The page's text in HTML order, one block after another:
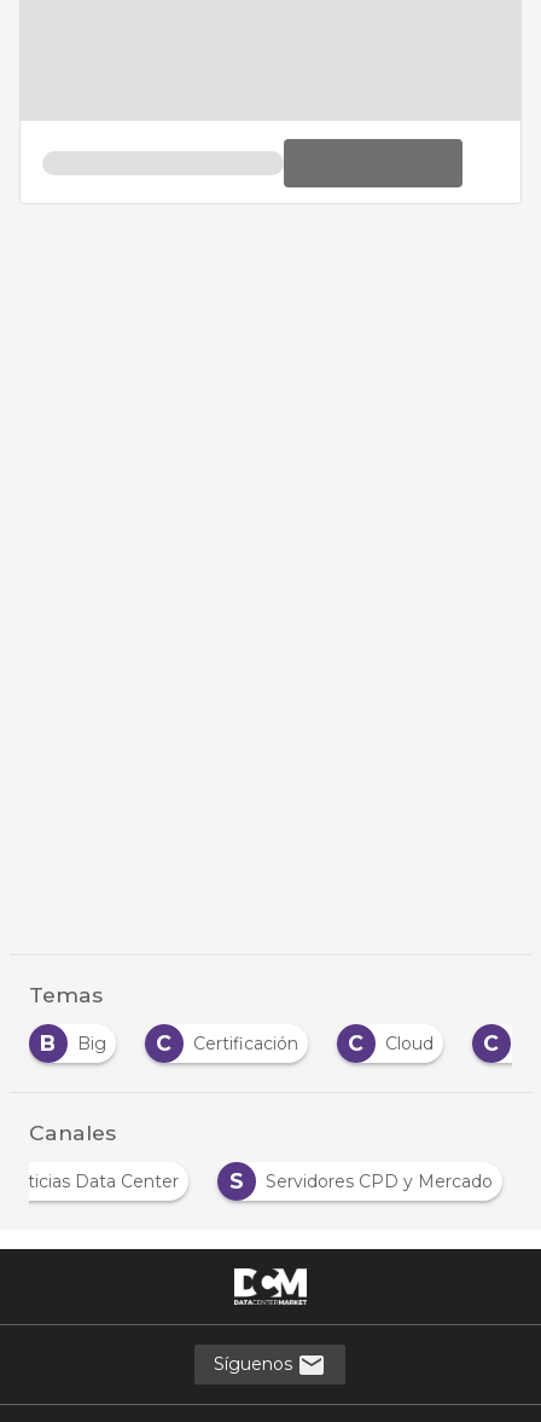
Temas
B
Big C Certificación C Cloud C
Canales
Noticias Data Center S Servidores CPD y Mercado
Síguenos